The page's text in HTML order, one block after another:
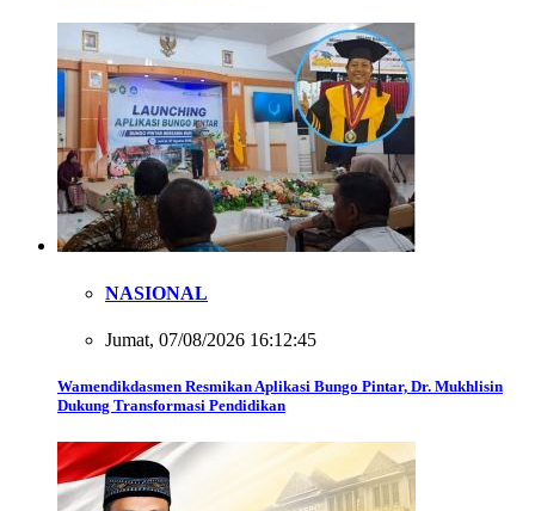
NASIONAL
Jumat, 07/08/2026 16:12:45
Wamendikdasmen Resmikan Aplikasi Bungo Pintar, Dr. Mukhlisin
Dukung Transformasi Pendidikan